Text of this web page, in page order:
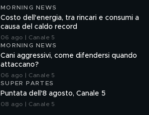
MORNING NEWS
Costo dell'energia, tra rincari e consumi a
causa del caldo record
06 ago | Canale 5
MORNING NEWS
Cani aggressivi, come difendersi quando
attaccano?
06 ago | Canale 5
SUPER PARTES
Puntata dell'8 agosto, Canale 5
08 ago | Canale 5